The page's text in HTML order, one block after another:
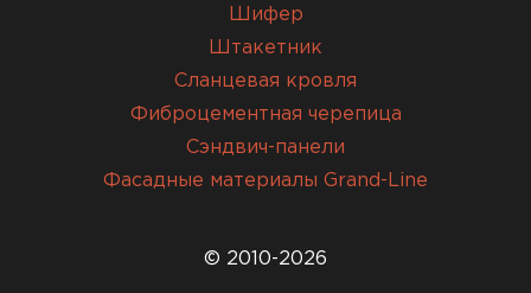
Шифер
Штакетник
Сланцевая кровля
Фиброцементная черепица
Сэндвич-панели
Фасадные материалы Grand-Line
© 2010-2026